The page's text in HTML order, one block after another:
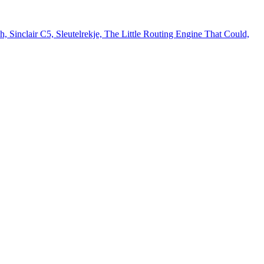
Sinclair C5, Sleutelrekje, The Little Routing Engine That Could,